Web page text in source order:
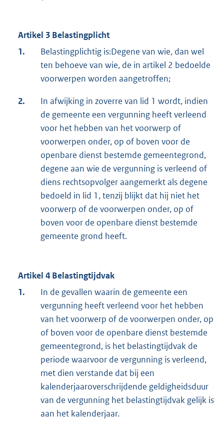
Artikel 3 Belastingplicht
1.
Belastingplichtig is:Degene van wie, dan wel
ten behoeve van wie, de in artikel 2 bedoelde
voorwerpen worden aangetroffen;
2.
In afwijking in zoverre van lid 1 wordt, indien
de gemeente een vergunning heeft verleend
voor het hebben van het voorwerp of
voorwerpen onder, op of boven voor de
openbare dienst bestemde gemeentegrond,
degene aan wie de vergunning is verleend of
diens rechtsopvolger aangemerkt als degene
bedoeld in lid 1, tenzij blijkt dat hij niet het
voorwerp of de voorwerpen onder, op of
boven voor de openbare dienst bestemde
gemeente grond heeft.
Artikel 4 Belastingtijdvak
1.
In de gevallen waarin de gemeente een
vergunning heeft verleend voor het hebben
van het voorwerp of de voorwerpen onder, op
of boven voor de openbare dienst bestemde
gemeentegrond, is het belastingtijdvak de
periode waarvoor de vergunning is verleend,
met dien verstande dat bij een
kalenderjaaroverschrijdende geldigheidsduur
van de vergunning het belastingtijdvak gelijk is
aan het kalenderjaar.